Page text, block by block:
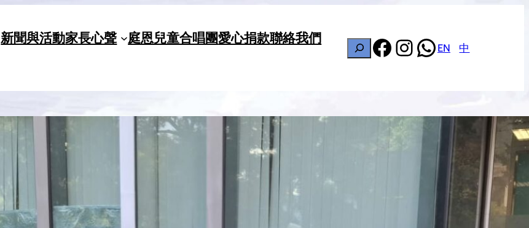
新聞與活動家長心聲 庭恩兒童合唱團愛心捐款聯絡我們
搜
尋
Facebook
Instagram
WhatsApp
EN 中